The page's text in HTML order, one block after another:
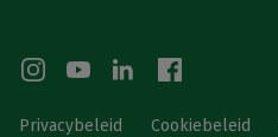
Privacybeleid Cookiebeleid